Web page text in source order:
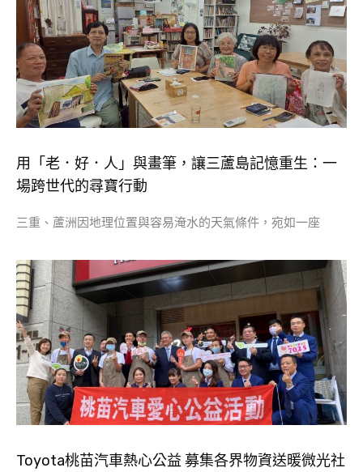
用「老．好．人」與畫筆，讓三蘆島記憶重生：一
場跨世代的尋寶行動
三重、蘆洲因地理位置與容易淹水的天氣條件，宛如一座
Toyota桃苗汽車熱心公益 募集各界物資送暖微光社